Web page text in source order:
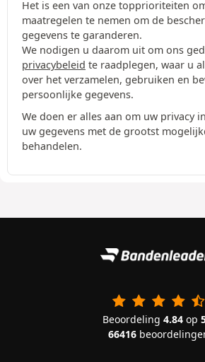
Het is een van onze topprioriteiten
maatregelen te nemen om de
gegevens te garanderen.
We nodigen u daarom uit om ons
privacybeleid te raadplegen, waar u
over het verzamelen, gebruiken en
persoonlijke gegevens.
We doen er alles aan om uw privacy
uw gegevens met de grootst
behandelen.
Beoordeling 4.84op
66416